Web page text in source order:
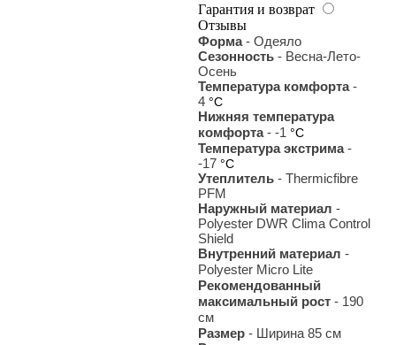
Гарантия и возврат
Отзывы
Форма- Одеяло
Сезонность - Весна-Лето-
Осень
Температура комфорта-
4 °С
Нижняя температура
комфорта- -1 °С
Температура экстрима-
-17 °С
Утеплитель - Thermicfibre
PFM
Наружный материал -
Polyester DWR Clima Control
Shield
Внутренний материал -
Polyester Micro Lite
Рекомендованный
максимальный рост - 190
см
Размер - Ширина 85 см